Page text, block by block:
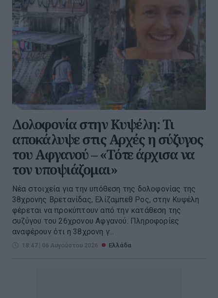
Δολοφονία στην Κυψέλη: Τι
αποκάλυψε στις Αρχές η σύζυγος
του Αφγανού – «Τότε άρχισα να
τον υποψιάζομαι»
Νέα στοιχεία για την υπόθεση της δολοφονίας της
38χρονης Βρετανίδας, Ελίζαμπεθ Ρος, στην Κυψέλη
φέρεται να προκύπτουν από την κατάθεση της
συζύγου του 26χρονου Αφγανού. Πληροφορίες
αναφέρουν ότι η 38χρονη γ...
18:47 | 06 Αυγούστου 2026 Ελλάδα